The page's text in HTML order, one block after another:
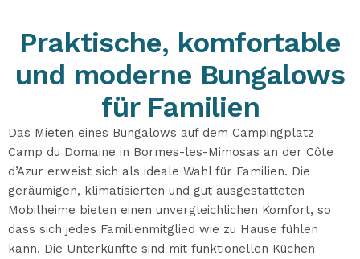
Praktische, komfortable
und moderne Bungalows
für Familien
Das Mieten eines Bungalows auf dem Campingplatz
Camp du Domaine in Bormes-les-Mimosas an der Côte
d’Azur erweist sich als ideale Wahl für Familien. Die
geräumigen, klimatisierten und gut ausgestatteten
Mobilheime bieten einen unvergleichlichen Komfort, so
dass sich jedes Familienmitglied wie zu Hause fühlen
kann. Die Unterkünfte sind mit funktionellen Küchen